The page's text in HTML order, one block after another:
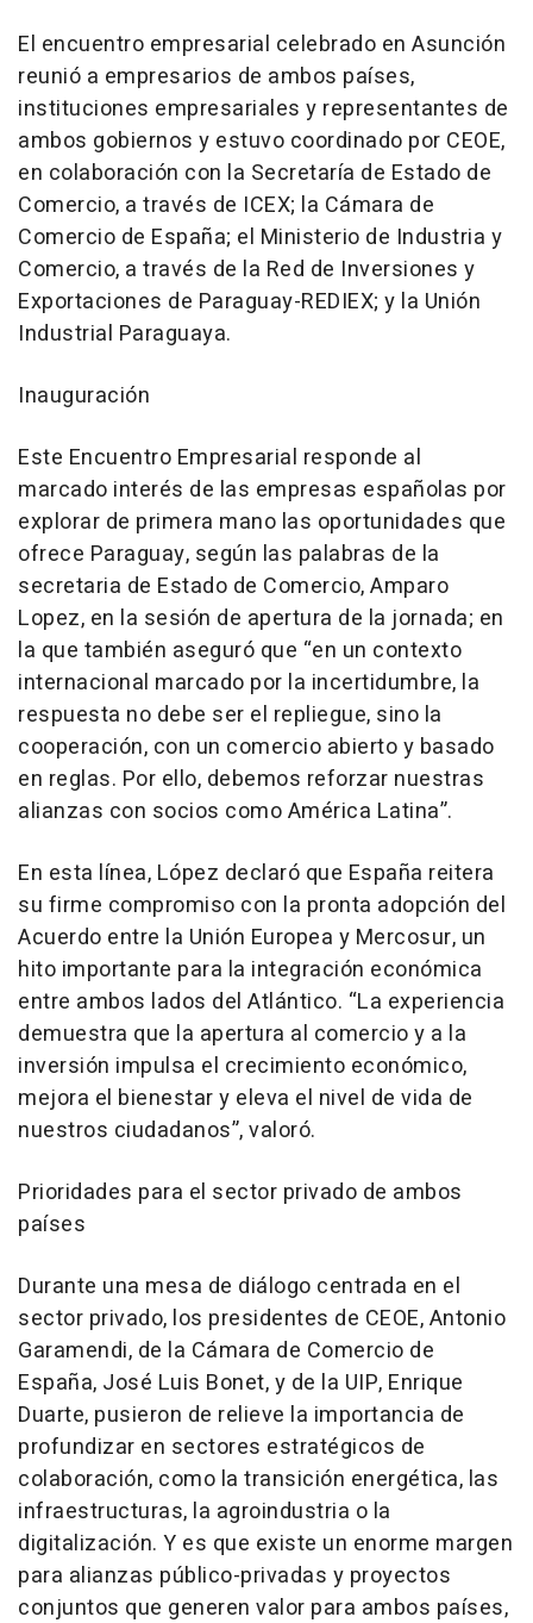
El encuentro empresarial celebrado en Asunción
reunió a empresarios de ambos países,
instituciones empresariales y representantes de
ambos gobiernos y estuvo coordinado por CEOE,
en colaboración con la Secretaría de Estado de
Comercio, a través de ICEX; la Cámara de
Comercio de España; el Ministerio de Industria y
Comercio, a través de la Red de Inversiones y
Exportaciones de Paraguay-REDIEX; y la Unión
Industrial Paraguaya.
Inauguración
Este Encuentro Empresarial responde al
marcado interés de las empresas españolas por
explorar de primera mano las oportunidades que
ofrece Paraguay, según las palabras de la
secretaria de Estado de Comercio, Amparo
Lopez, en la sesión de apertura de la jornada; en
la que también aseguró que “en un contexto
internacional marcado por la incertidumbre, la
respuesta no debe ser el repliegue, sino la
cooperación, con un comercio abierto y basado
en reglas. Por ello, debemos reforzar nuestras
alianzas con socios como América Latina”.
En esta línea, López declaró que España reitera
su firme compromiso con la pronta adopción del
Acuerdo entre la Unión Europea y Mercosur, un
hito importante para la integración económica
entre ambos lados del Atlántico. “La experiencia
demuestra que la apertura al comercio y a la
inversión impulsa el crecimiento económico,
mejora el bienestar y eleva el nivel de vida de
nuestros ciudadanos”, valoró.
Prioridades para el sector privado de ambos
países
Durante una mesa de diálogo centrada en el
sector privado, los presidentes de CEOE, Antonio
Garamendi, de la Cámara de Comercio de
España, José Luis Bonet, y de la UIP, Enrique
Duarte, pusieron de relieve la importancia de
profundizar en sectores estratégicos de
colaboración, como la transición energética, las
infraestructuras, la agroindustria o la
digitalización. Y es que existe un enorme margen
para alianzas público-privadas y proyectos
conjuntos que generen valor para ambos países,